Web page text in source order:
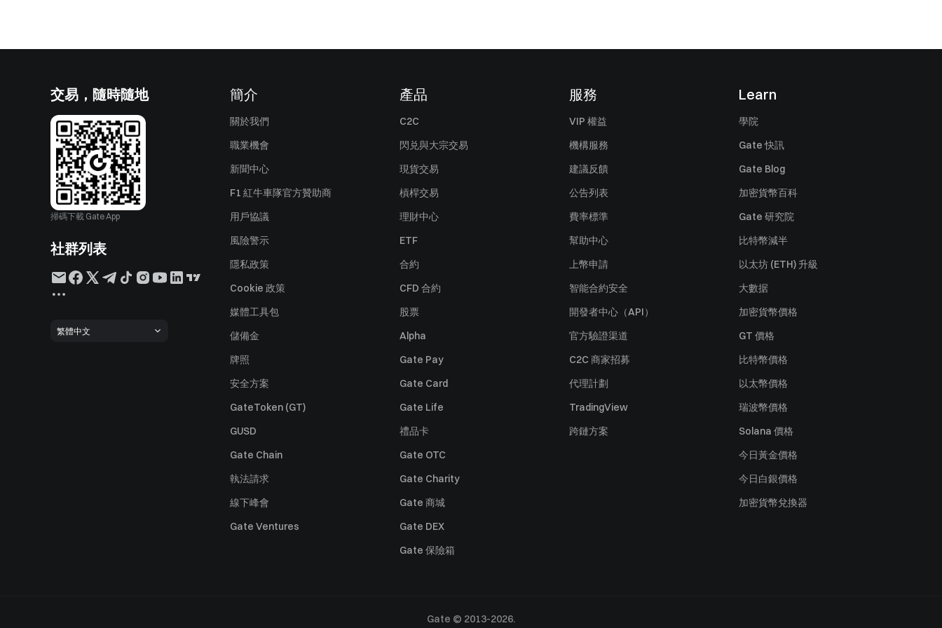
交易，隨時隨地
掃碼下載 Gate App
社群列表
繁體中文
簡介
關於我們
職業機會
新聞中心
F1 紅牛車隊官方贊助商
用戶協議
風險警示
隱私政策
Cookie 政策
媒體工具包
儲備金
牌照
安全方案
GateToken (GT)
GUSD
Gate Chain
執法請求
線下峰會
Gate Ventures
產品
C2C
閃兑與大宗交易
現貨交易
槓桿交易
理財中心
ETF
合約
CFD 合約
股票
Alpha
Gate Pay
Gate Card
Gate Life
禮品卡
Gate OTC
Gate Charity
Gate 商城
Gate DEX
Gate 保險箱
服務
VIP 權益
機構服務
建議反饋
公告列表
費率標準
幫助中心
上幣申請
智能合約安全
開發者中心（API）
官方驗證渠道
C2C 商家招募
代理計劃
TradingView
跨鏈方案
Learn
學院
Gate 快訊
Gate Blog
加密貨幣百科
Gate 研究院
比特幣減半
以太坊 (ETH) 升級
大數据
加密貨幣價格
GT 價格
比特幣價格
以太幣價格
瑞波幣價格
Solana 價格
今日黃金價格
今日白銀價格
加密貨幣兌換器
Gate © 2013-2026.